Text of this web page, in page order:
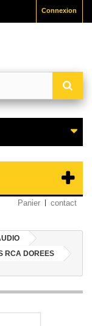
Connexion
Panier contact
RCA DOREES